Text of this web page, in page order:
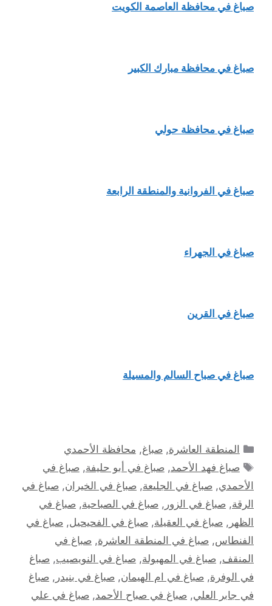
صباغ في محافظة العاصمة الكويت
صباغ في محافظة مبارك الكبير
صباغ في محافظة حولي
صباغ في الفروانية والمنطقة الرابعة
صباغ في الجهراء
صباغ في القرين
صباغ في صباح السالم والمسيلة
التصنيفات
المنطقة العاشرة, صباغ, محافظة الأحمدي
الوسوم
صباغ فهد الأحمد, صباغ في أبو حليفة, صباغ في
الأحمدي, صباغ في الجليعة, صباغ في الخيران, صباغ في
الرقة, صباغ في الزور , صباغ في الصباحية, صباغ في
الظهر , صباغ في العقيلة, صباغ في الفحيحيل, صباغ في
الفنطاس, صباغ في المنطقة العاشرة, صباغ في
المنقف, صباغ في المهبولة, صباغ في النويصيب, صباغ
في الوفرة, صباغ في ام الهيمان, صباغ في بنيدر , صباغ
في جابر العلي, صباغ في صباح الأحمد, صباغ في علي